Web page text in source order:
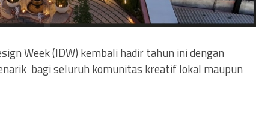
Week (IDW) kembali hadir tahun ini dengan
bagi seluruh komunitas kreatif lokal maupun